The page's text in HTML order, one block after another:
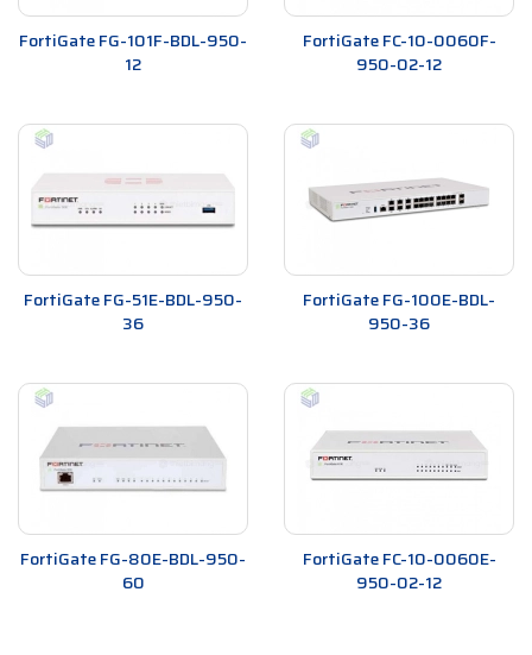
FortiGate FG-101F-BDL-950-
12
FortiGate FC-10-0060F-
950-02-12
FortiGate FG-51E-BDL-950-
36
FortiGate FG-100E-BDL-
950-36
FortiGate FG-80E-BDL-950-
60
FortiGate FC-10-0060E-
950-02-12